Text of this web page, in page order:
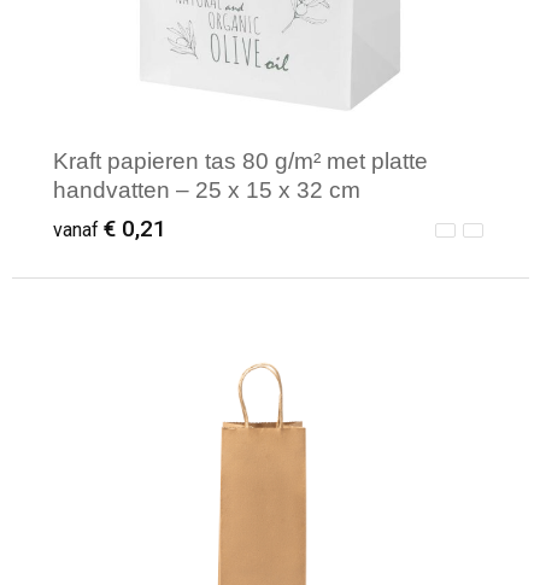
Kraft papieren tas 80 g/m² met platte
handvatten – 25 x 15 x 32 cm
vanaf € 0,21
Minimale afname: 250